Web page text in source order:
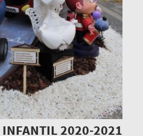
INFANTIL 2020-2021